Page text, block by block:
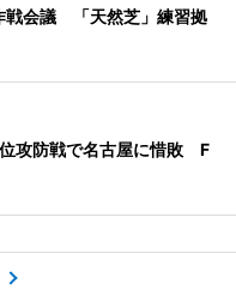
戦会議 「天然芝」練習拠
攻防戦で名古屋に惜敗 F